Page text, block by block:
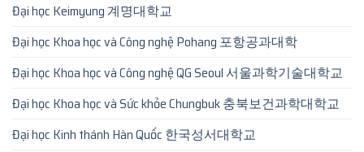
Đại học Keimyung 계명대학교
Đại học Khoa học và Công nghệ Pohang 포항공과대학
Đại học Khoa học và Công nghệ QG Seoul 서울과학기술대학교
Đại học Khoa học và Sức khỏe Chungbuk 충북보건과학대학교
Đại học Kinh thánh Hàn Quốc 한국성서대학교